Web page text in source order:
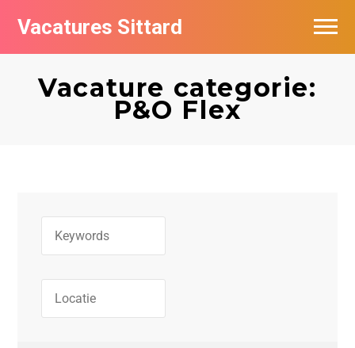
Vacatures Sittard
Vacature categorie:
P&O Flex
Vacatures per bedrijf
De populairste vacatures in Sittard